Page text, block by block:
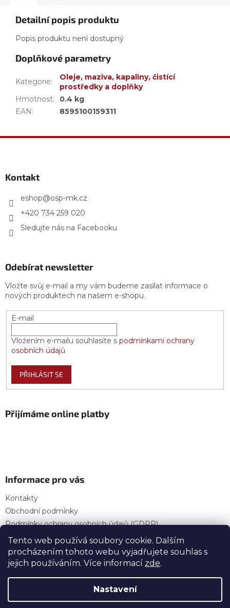
Tento web používá soubory cookie. Dalším
procházením tohoto webu vyjadřujete souhlas s
jejich používáním. Více informací zde.
Nastavení
Detailní popis produktu
Popis produktu není dostupný
Doplňkové parametry
Kategorie:
Oleje, maziva, kapaliny, čistící
prostředky a doplňky
Hmotnost:
0.4 kg
EAN: 8595100159311
Kontakt
eshop@osp-mk.cz
+420 734 259 020
Sledujte nás na Facebooku
Odebírat newsletter
Vložte svůj e-mail a my vám budeme zasílat informace o
nových produktech na našem e-shopu.
E-mail
Vložením e-mailu souhlasíte s podmínkami ochrany
osobních údajů
PŘIHLÁSIT SE
Přijímáme online platby
Informace pro vás
Kontakty
Obchodní podmínky
Podmínky ochrany osobních údajů (GDPR)
Provozní doba